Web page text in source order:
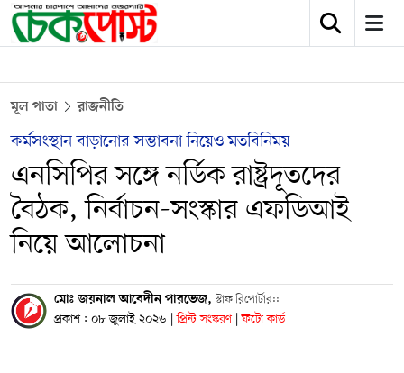
মূল পাতা রাজনীতি
কর্মসংস্থান বাড়ানোর সম্ভাবনা নিয়েও মতবিনিময়
এনসিপির সঙ্গে নর্ডিক রাষ্ট্রদূতদের
বৈঠক, নির্বাচন-সংস্কার এফডিআই
নিয়ে আলোচনা
মোঃ জয়নাল আবেদীন পারভেজ,স্টাফ রিপোর্টার::
প্রকাশ : ০৮ জুলাই ২০২৬ | প্রিন্ট সংস্করণ | ফটো কার্ড